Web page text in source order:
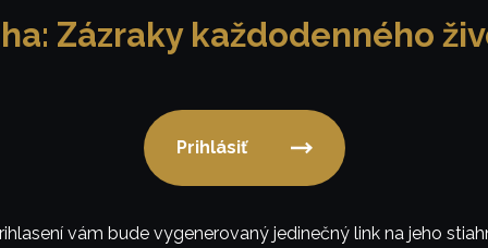
Rekvizity
Zázraky každodenného
Prihlásiť
vám bude vygenerovaný jedinečný link na jeho